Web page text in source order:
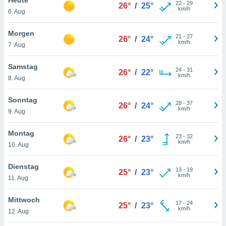
oder
Partner
es uns
das
der
Profil zu
Ihnen
finden
. Sie
jederzeit
Rand
6. Aug
26° / 25° 22- 29
km/h
Morgen
7. Aug
26° / 24° 21 - 27
km/h
Samstag
8. Aug
26° / 22° 24- 31
km/h
Sonntag
9. Aug
26° / 24° 28- 37
km/h
Montag
10. Aug
26° / 23° 23- 32
km/h
Dienstag
11. Aug
25° / 23° 13- 19
km/h
Mittwoch
12. Aug
25° / 23° 17- 24
km/h